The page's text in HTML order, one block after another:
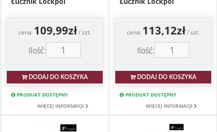
cena: 109,99zł/ szt.
Ilość:
DODAJ DO KOSZYKA
PRODUKT DOSTĘPNY
WIĘCEJ INFORMACJI
cena: 113,12zł/ szt.
Ilość:
DODAJ DO KOSZYKA
PRODUKT DOSTĘPNY
WIĘCEJ INFORMACJI